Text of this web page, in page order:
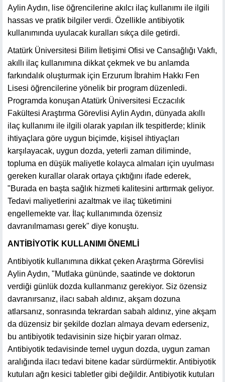
Aylin Aydın, lise öğrencilerine akılcı ilaç kullanımı ile ilgili
hassas ve pratik bilgiler verdi. Özellikle antibiyotik
kullanımında uyulacak kuralları sıkça dile getirdi.
Atatürk Üniversitesi Bilim İletişimi Ofisi ve Cansağlığı Vakfı,
akıllı ilaç kullanımına dikkat çekmek ve bu anlamda
farkındalık oluşturmak için Erzurum İbrahim Hakkı Fen
Lisesi öğrencilerine yönelik bir program düzenledi.
Programda konuşan Atatürk Üniversitesi Eczacılık
Fakültesi Araştırma Görevlisi Aylin Aydın, dünyada akıllı
ilaç kullanımı ile ilgili olarak yapılan ilk tespitlerde; klinik
ihtiyaçlara göre uygun biçimde, kişisel ihtiyaçları
karşılayacak, uygun dozda, yeterli zaman diliminde,
topluma en düşük maliyetle kolayca almaları için uyulması
gereken kurallar olarak ortaya çıktığını ifade ederek,
"Burada en başta sağlık hizmeti kalitesini arttırmak geliyor.
Tedavi maliyetlerini azaltmak ve ilaç tüketimini
engellemekte var. İlaç kullanımında özensiz
davranılmaması gerek" diye konuştu.
ANTİBİYOTİK KULLANIMI ÖNEMLİ
Antibiyotik kullanımına dikkat çeken Araştırma Görevlisi
Aylin Aydın, "Mutlaka gününde, saatinde ve doktorun
verdiği günlük dozda kullanmanız gerekiyor. Siz özensiz
davranırsanız, ilacı sabah aldınız, akşam dozuna
atlarsanız, sonrasında tekrardan sabah aldınız, yine akşam
da düzensiz bir şekilde dozları almaya devam ederseniz,
bu antibiyotik tedavisinin size hiçbir yararı olmaz.
Antibiyotik tedavisinde temel uygun dozda, uygun zaman
aralığında ilacı tedavi bitene kadar sürdürmektir. Antibiyotik
kutuları ağrı kesici tabletler gibi değildir. Antibiyotik kutuları